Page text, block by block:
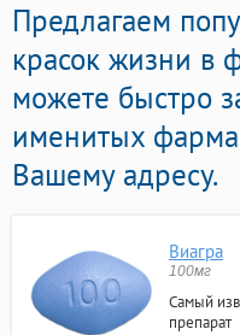
Предлагаем
красок жизни в
можете быстро
именитых
Вашему адресу.
Виагра
100мг
Самый
препарат